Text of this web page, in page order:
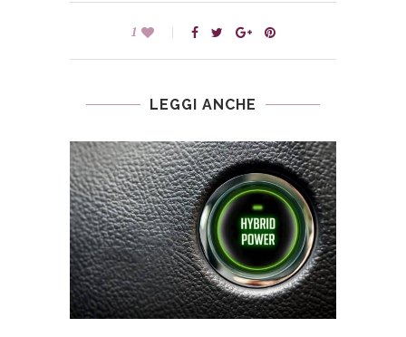
1
LEGGI ANCHE